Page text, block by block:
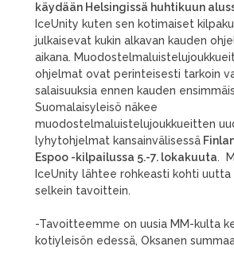
käydään Helsingissä huhtikuun
IceUnity kuten sen kotimaiset
julkaisevat kukin alkavan kauden
aikana.
ohjelmat ovat perinteisesti tarkoin
salaisuuksia ennen kauden
Suomalaisyleisö näkee
muodostelmaluistelujoukkueitten
lyhytohjelmat kansainvälisessä
Espoo -kilpailussa 5.-7. lokakuuta.
IceUnity lähtee rohkeasti kohti
selkein tavoittein.
-Tavoitteemme on uusia MM-kulta
kotiyleisön edessä, Oksanen